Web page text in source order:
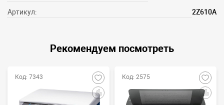
Артикул: 2Z610A
Рекомендуем посмотреть
Код: 7343 Код: 2575